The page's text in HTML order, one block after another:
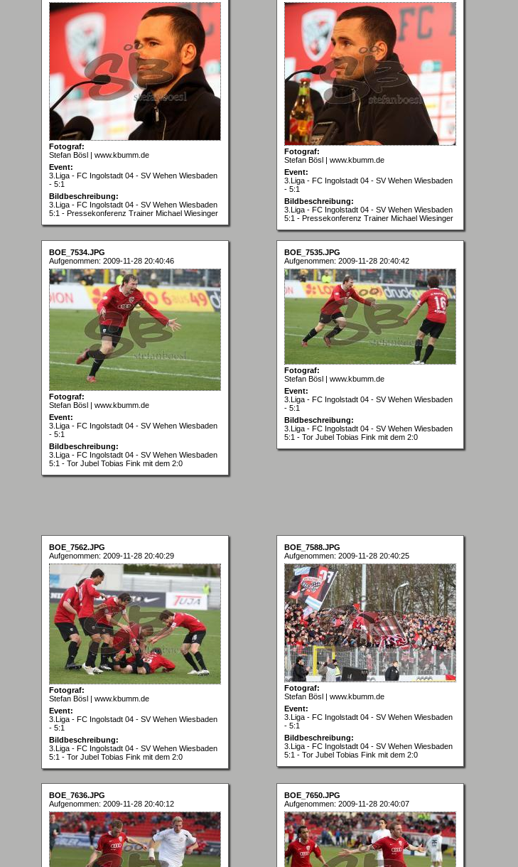
Fotograf:
Stefan Bösl | www.kbumm.de
Event:
3.Liga - FC Ingolstadt 04 - SV Wehen Wiesbaden
- 5:1
Bildbeschreibung:
3.Liga - FC Ingolstadt 04 - SV Wehen Wiesbaden
5:1 - Pressekonferenz Trainer Michael Wiesinger
Fotograf:
Stefan Bösl | www.kbumm.de
Event:
3.Liga - FC Ingolstadt 04 - SV Wehen Wiesbaden
- 5:1
Bildbeschreibung:
3.Liga - FC Ingolstadt 04 - SV Wehen Wiesbaden
5:1 - Pressekonferenz Trainer Michael Wiesinger
BOE_7534.JPG
Aufgenommen: 2009-11-28 20:40:46
Fotograf:
Stefan Bösl | www.kbumm.de
Event:
3.Liga - FC Ingolstadt 04 - SV Wehen Wiesbaden
- 5:1
Bildbeschreibung:
3.Liga - FC Ingolstadt 04 - SV Wehen Wiesbaden
5:1 - Tor Jubel Tobias Fink mit dem 2:0
BOE_7535.JPG
Aufgenommen: 2009-11-28 20:40:42
Fotograf:
Stefan Bösl | www.kbumm.de
Event:
3.Liga - FC Ingolstadt 04 - SV Wehen Wiesbaden
- 5:1
Bildbeschreibung:
3.Liga - FC Ingolstadt 04 - SV Wehen Wiesbaden
5:1 - Tor Jubel Tobias Fink mit dem 2:0
BOE_7562.JPG
Aufgenommen: 2009-11-28 20:40:29
Fotograf:
Stefan Bösl | www.kbumm.de
Event:
3.Liga - FC Ingolstadt 04 - SV Wehen Wiesbaden
- 5:1
Bildbeschreibung:
3.Liga - FC Ingolstadt 04 - SV Wehen Wiesbaden
5:1 - Tor Jubel Tobias Fink mit dem 2:0
BOE_7588.JPG
Aufgenommen: 2009-11-28 20:40:25
Fotograf:
Stefan Bösl | www.kbumm.de
Event:
3.Liga - FC Ingolstadt 04 - SV Wehen Wiesbaden
- 5:1
Bildbeschreibung:
3.Liga - FC Ingolstadt 04 - SV Wehen Wiesbaden
5:1 - Tor Jubel Tobias Fink mit dem 2:0
BOE_7636.JPG
Aufgenommen: 2009-11-28 20:40:12
BOE_7650.JPG
Aufgenommen: 2009-11-28 20:40:07